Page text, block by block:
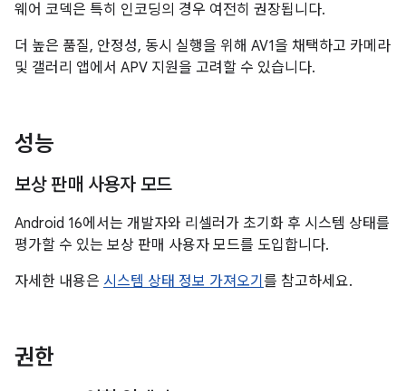
웨어 코덱은 특히 인코딩의 경우 여전히 권장됩니다.
더 높은 품질, 안정성, 동시 실행을 위해 AV1을 채택하고 카메라
및 갤러리 앱에서 APV 지원을 고려할 수 있습니다.
성능
보상 판매 사용자 모드
Android 16에서는 개발자와 리셀러가 초기화 후 시스템 상태를
평가할 수 있는 보상 판매 사용자 모드를 도입합니다.
자세한 내용은 시스템 상태 정보 가져오기 를 참고하세요.
권한